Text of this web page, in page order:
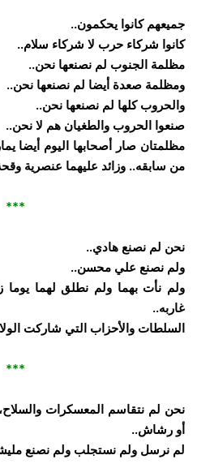
جميعهم كانوا يحكمون..
كانوا شركاء حرب لا شركاء سلام..
مظلمة الجنوب لم نصنعها نحن..
ومظلمة صعدة أيضا لم نصنعها نحن..
والحروب كلها لم نصنعها نحن..
صنعوا الحروب والطغيان هم لا نحن..
مظلمتان صار أصحابها اليوم أيضا
من سابقه.. وزائد عليهما عنصرية
***
نحن لم نصنع هادي..
ولم نصنع علي محسن..
ولم نأت بهما ولم نطلق لهما يوما
غاربه..
السلطات والأحزاب التي شاركت
***
نحن لم نتقاسم المعسكرات
أو رشاش..
لم نرسل ولم نستجلب ولم نصنع